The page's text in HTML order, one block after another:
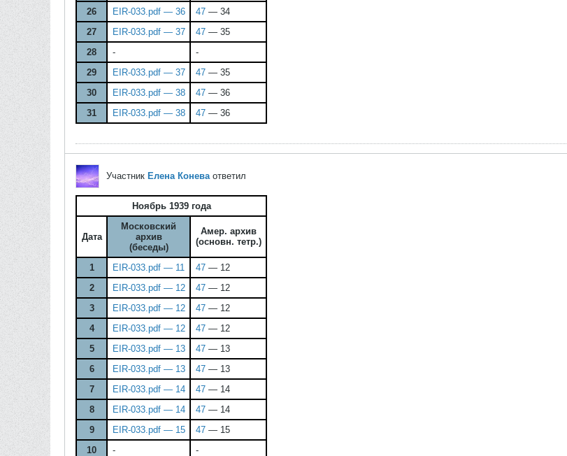
26
EIR-033.pdf — 36 47— 34
27
EIR-033.pdf — 37 47— 35
28
-
-
29
EIR-033.pdf — 37 47— 35
30
EIR-033.pdf — 38 47— 36
31
EIR-033.pdf — 38 47— 36
Участник Елена Коневаответил
Ноябрь 1939 года
Дата
Московский
архив
(беседы)
Амер. архив
(основн. тетр.)
1 EIR-033.pdf — 11 47— 12
2
EIR-033.pdf — 12 47— 12
3
EIR-033.pdf — 12 47— 12
4
EIR-033.pdf — 12 47— 12
5
EIR-033.pdf — 13 47— 13
6
EIR-033.pdf — 13 47— 13
7
EIR-033.pdf — 14 47— 14
8
EIR-033.pdf — 14 47— 14
9
EIR-033.pdf — 15 47— 15
10
-
-